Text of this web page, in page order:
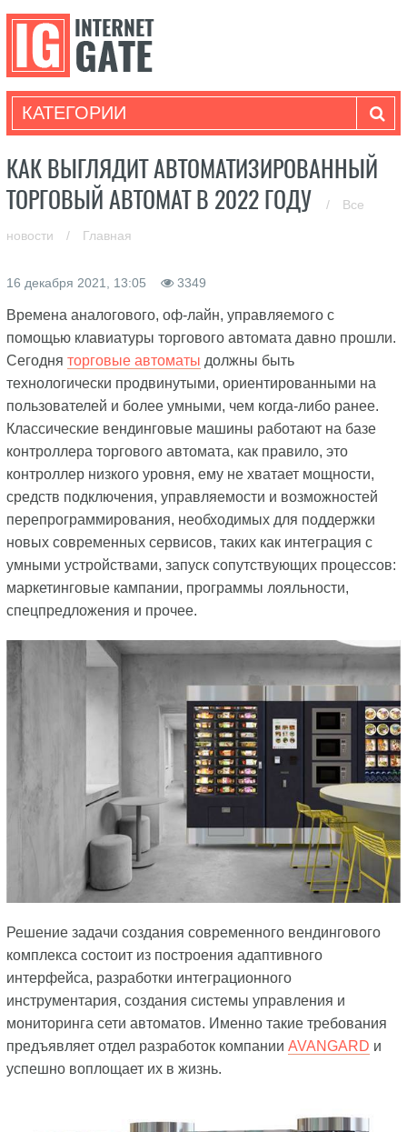
КАТЕГОРИИ
КАК ВЫГЛЯДИТ АВТОМАТИЗИРОВАННЫЙ
ТОРГОВЫЙ АВТОМАТ В 2022 ГОДУ
/ Все
новости / Главная
16 декабря 2021, 13:05 3349
Времена аналогового, оф-лайн, управляемого с
помощью клавиатуры торгового автомата давно прошли.
Сегодня торговые автоматы должны быть
технологически продвинутыми, ориентированными на
пользователей и более умными, чем когда-либо ранее.
Классические вендинговые машины работают на базе
контроллера торгового автомата, как правило, это
контроллер низкого уровня, ему не хватает мощности,
средств подключения, управляемости и возможностей
перепрограммирования, необходимых для поддержки
новых современных сервисов, таких как интеграция с
умными устройствами, запуск сопутствующих процессов:
маркетинговые кампании, программы лояльности,
спецпредложения и прочее.
Решение задачи создания современного вендингового
комплекса состоит из построения адаптивного
интерфейса, разработки интеграционного
инструментария, создания системы управления и
мониторинга сети автоматов. Именно такие требования
предъявляет отдел разработок компании AVANGARD и
успешно воплощает их в жизнь.